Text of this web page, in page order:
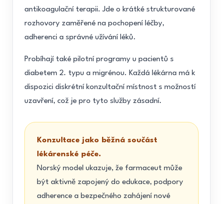
antikoagulační terapii. Jde o krátké strukturované
rozhovory zaměřené na pochopení léčby,
adherenci a správné užívání léků.
Probíhají také pilotní programy u pacientů s
diabetem 2. typu a migrénou. Každá lékárna má k
dispozici diskrétní konzultační místnost s možností
uzavření, což je pro tyto služby zásadní.
Konzultace jako běžná součást
lékárenské péče.
Norský model ukazuje, že farmaceut může
být aktivně zapojený do edukace, podpory
adherence a bezpečného zahájení nové